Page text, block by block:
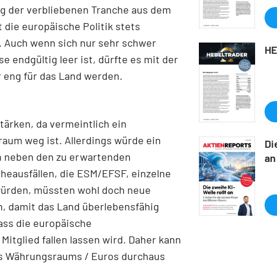
der verbliebenen Tranche aus dem
europäische Politik stets
wenn sich nur sehr schwer
endgültig leer ist, dürfte es mit der
für das Land werden.
da vermeintlich ein
weg ist. Allerdings würde ein
den zu erwartenden
die ESM/EFSF, einzelne
müssten wohl doch neue
das Land überlebensfähig
die europäische
fallen lassen wird. Daher kann
/ Euros durchaus
an